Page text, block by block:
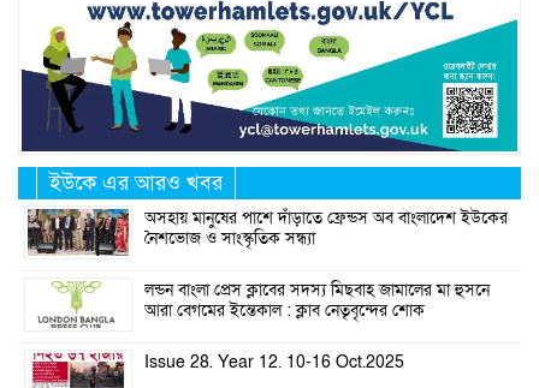
ইউকে এর আরও খবর
অসহায় মানুষের পাশে দাঁড়াতে ফ্রেন্ডস অব বাংলাদেশ ইউকের
নৈশভোজ ও সাংস্কৃতিক সন্ধ্যা
লন্ডন বাংলা প্রেস ক্লাবের সদস্য মিছবাহ জামালের মা হুসনে
আরা বেগমের ইন্তেকাল : ক্লাব নেতৃবৃন্দের শোক
Issue 28. Year 12. 10-16 Oct.2025